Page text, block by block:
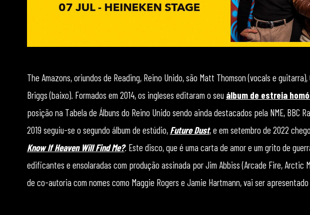
The Amazons, oriundos de Reading, Reino Unido, são Matt Thomson (vocals e
Briggs (baixo). Formados em 2014, os ingleses editaram o seu álbum de estreia
posição na Tabela de Álbuns do Reino Unido sendo ainda destacados pela NME, BBC
2019 seguiu-se o segundo álbum de estúdio, Future Dust, e em setembro de 2022
Know If Heaven Will Find Me?.Este disco, que é uma carta de amor e um grito de
edificantes e ensolaradas com produção assinada por Jim Abbiss (Arcade Fire, Arctic
de co-autoria com nomes como Maggie Rogers e Jamie Hartmann, vai ser apresentado